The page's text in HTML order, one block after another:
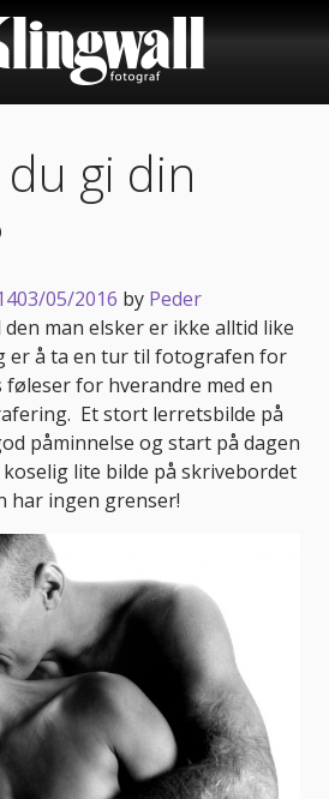
gi din
03/05/2016 by Peder
man elsker er ikke alltid like
er å ta en tur til fotografen for
for hverandre med en
Et stort lerretsbilde på
påminnelse og start på dagen
lite bilde på skrivebordet
har ingen grenser!